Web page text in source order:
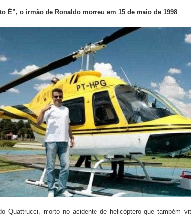
É”, o irmão de Ronaldo morreu em 15 de maio de 1998
Quattrucci, morto no acidente de helicóptero que também